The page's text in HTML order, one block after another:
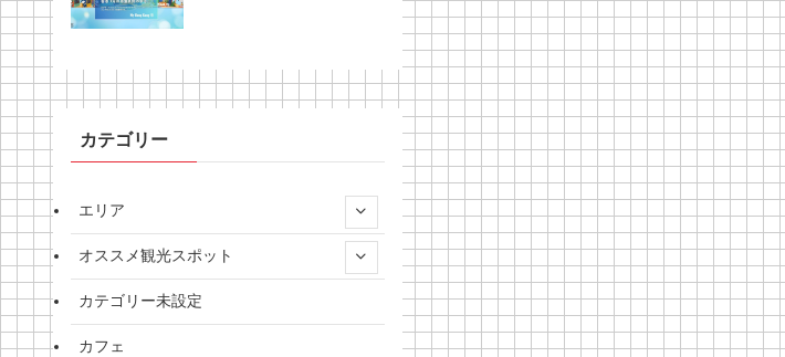
カテゴリー
エリア
オススメ観光スポット
カテゴリー未設定
カフェ